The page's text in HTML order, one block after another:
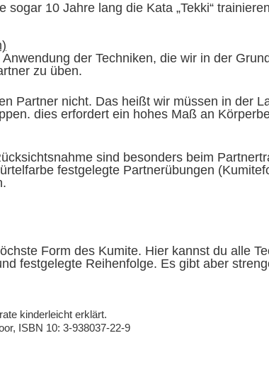
sogar 10 Jahre lang die Kata „Tekki“
der Techniken, die wir in der
zu üben.
Partner nicht. Das heißt wir müssen in der
dies erfordert ein hohes Maß an
sind besonders beim
festgelegte Partnerübungen
Form des Kumite. Hier kannst du alle
festgelegte Reihenfolge. Es gibt aber
kinderleicht erklärt.
ISBN 10: 3-938037-22-9